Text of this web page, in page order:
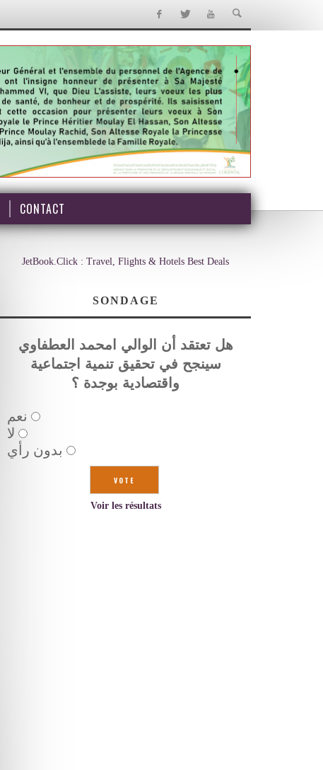
CONTACT
JetBook.Click : Travel, Flights & Hotels Best Deals
SONDAGE
هل تعتقد أن الوالي امحمد العطفاوي
سينجح في تحقيق تنمية اجتماعية
واقتصادية بوجدة ؟
نعم
لا
بدون رأي
Voir les résultats